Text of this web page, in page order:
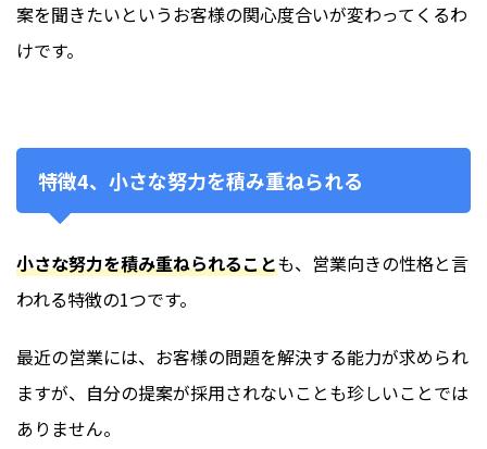
案を聞きたいというお客様の関心度合いが変わってくるわ
けです。
特徴4、小さな努力を積み重ねられる
小さな努力を積み重ねられることも、営業向きの性格と言
われる特徴の1つです。
最近の営業には、お客様の問題を解決する能力が求められ
ますが、自分の提案が採用されないことも珍しいことでは
ありません。